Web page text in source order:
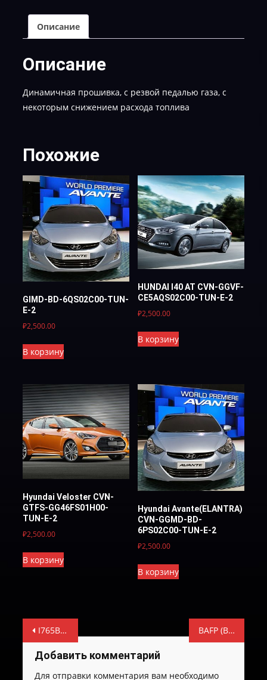
TUN-
E-
Описание
Описание
Динамичная прошивка, с резвой педалью газа, с
некоторым снижением расхода топлива
Похожие
GIMD-BD-6QS02C00-TUN-
Е-2
₽2,500.00
В корзину
HUNDAI I40 AT CVN-GGVF-
CE5AQS02C00-TUN-E-2
₽2,500.00
В корзину
Hyundai Veloster CVN-
GTFS-GG46FS01H00-
TUN-E-2
₽2,500.00
В корзину
Hyundai Avante(ЕLANTRA)
CVN-GGMD-BD-
6PS02C00-TUN-E-2
₽2,500.00
В корзину
Навигация
по
I765BI54-SUPER-E-2 BAFP (BAFC)_28039847_B6001597_22p1Eg45p4 — Лифан Х60
Добавить комментарий
Для отправки комментария вам необходимо